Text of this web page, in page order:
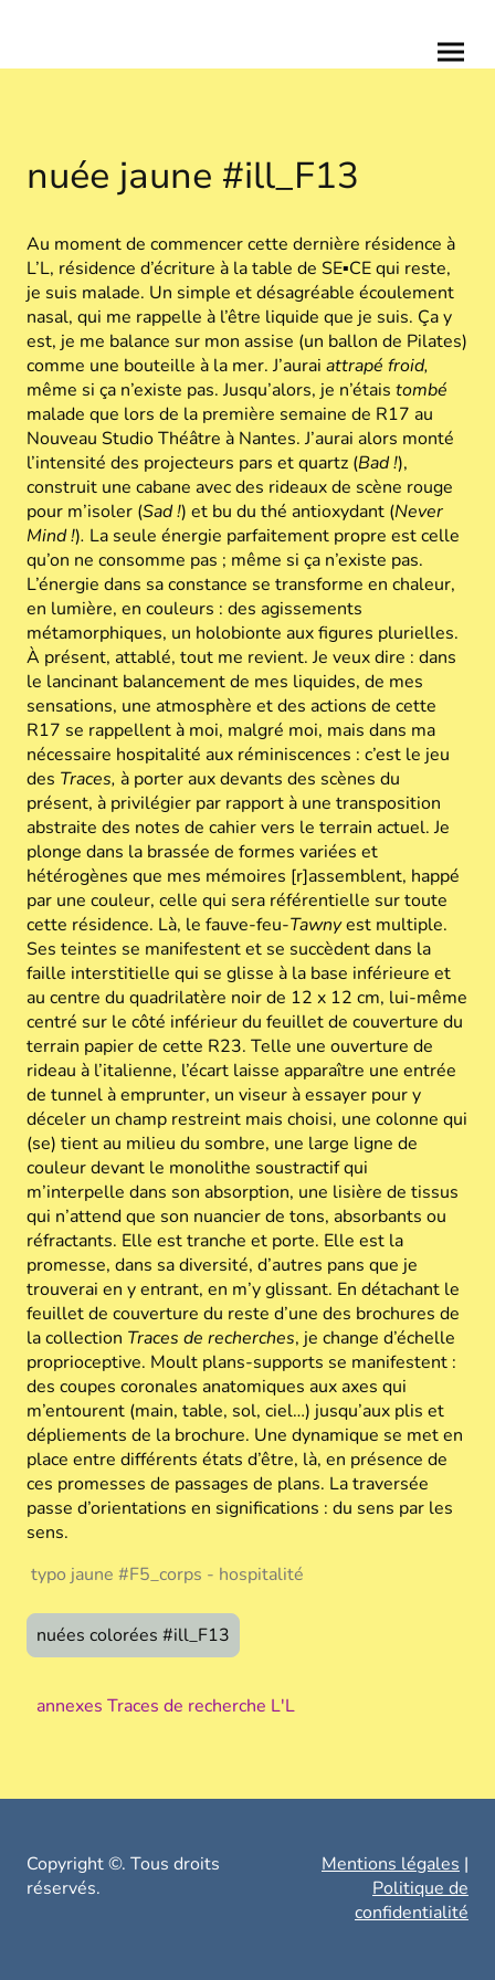
nuée jaune #ill_F13
Au moment de commencer cette dernière résidence à
L’L, résidence d’écriture à la table de SE▪CEqui reste,
je suis malade. Un simple et désagréable écoulement
nasal, qui me rappelle à l’être liquide que je suis. Ça y
est, je me balance sur mon assise (un ballon de Pilates)
comme une bouteille à la mer. J’aurai attrapé froid,
même si ça n’existe pas. Jusqu’alors, je n’étais tombé
malade que lors de la première semaine de R17 au
Nouveau Studio Théâtre à Nantes. J’aurai alors monté
l’intensité des projecteurs pars et quartz (Bad !),
construit une cabane avec des rideaux de scène rouge
pour m’isoler (Sad !) et bu du thé antioxydant (Never
Mind !). La seule énergie parfaitement propre est celle
qu’on ne consomme pas ; même si ça n’existe pas.
L’énergie dans sa constance se transforme en chaleur,
en lumière, en couleurs : des agissements
métamorphiques, un holobionte aux figures plurielles.
À présent, attablé, tout me revient. Je veux dire : dans
le lancinant balancement de mes liquides, de mes
sensations, une atmosphère et des actions de cette
R17 se rappellent à moi, malgré moi, mais dans ma
nécessaire hospitalité aux réminiscences : c’est le jeu
des Traces, à porter aux devants des scènes du
présent, à privilégier par rapport à une transposition
abstraite des notes de cahier vers le terrain actuel. Je
plonge dans la brassée de formes variées et
hétérogènes que mes mémoires [r]assemblent, happé
par une couleur, celle qui sera référentielle sur toute
cette résidence. Là, le fauve-feu-Tawnyest multiple.
Ses teintes se manifestent et se succèdent dans la
faille interstitielle qui se glisse à la base inférieure et
au centre du quadrilatère noir de 12 x 12 cm, lui-même
centré sur le côté inférieur du feuillet de couverture du
terrain papier de cette R23. Telle une ouverture de
rideau à l’italienne, l’écart laisse apparaître une entrée
de tunnel à emprunter, un viseur à essayer pour y
déceler un champ restreint mais choisi, une colonne qui
(se) tient au milieu du sombre, une large ligne de
couleur devant le monolithe soustractif qui
m’interpelle dans son absorption, une lisière de tissus
qui n’attend que son nuancier de tons, absorbants ou
réfractants. Elle est tranche et porte. Elle est la
promesse, dans sa diversité, d’autres pans que je
trouverai en y entrant, en m’y glissant. En détachant le
feuillet de couverture du reste d’une des brochures de
la collection Traces de recherches, je change d’échelle
proprioceptive. Moult plans-supports se manifestent :
des coupes coronales anatomiques aux axes qui
m’entourent (main, table, sol, ciel…) jusqu’aux plis et
dépliements de la brochure. Une dynamique se met en
place entre différents états d’être, là, en présence de
ces promesses de passages de plans. La traversée
passe d’orientations en significations : du sens par les
sens.
typo jaune #F5_corps - hospitalité
nuées colorées #ill_F13
annexes Traces de recherche L'L
Copyright ©. Tous droits
réservés.
Mentions légales |
Politique de
confidentialité